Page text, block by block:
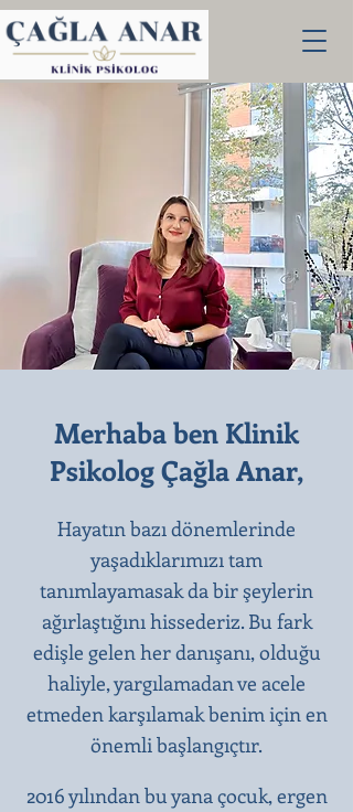
Merhaba ben Klinik
Psikolog Çağla Anar,
Hayatın bazı dönemlerinde
yaşadıklarımızı tam
tanımlayamasak da bir şeylerin
ağırlaştığını hissederiz. Bu fark
edişle gelen her danışanı, olduğu
haliyle, yargılamadan ve acele
etmeden karşılamak benim için en
önemli başlangıçtır.​
2016 yılından bu yana çocuk, ergen